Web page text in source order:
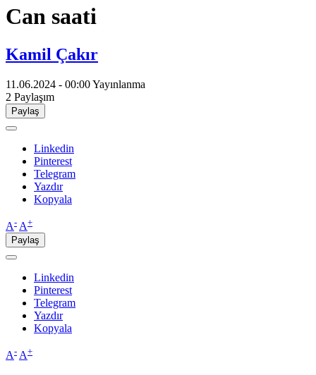
Can saati
Kamil Çakır
11.06.2024 - 00:00Yayınlanma
2 Paylaşım
Paylaş
Linkedin
Pinterest
Telegram
Yazdır
Kopyala
A- A+
Paylaş
Linkedin
Pinterest
Telegram
Yazdır
Kopyala
A- A+